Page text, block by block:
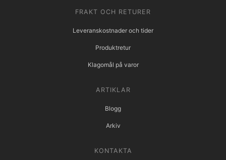
FRAKT OCH RETURER
Leveranskostnader och tider
Produktretur
Klagomål på varor
ARTIKLAR
Blogg
Arkiv
KONTAKTA